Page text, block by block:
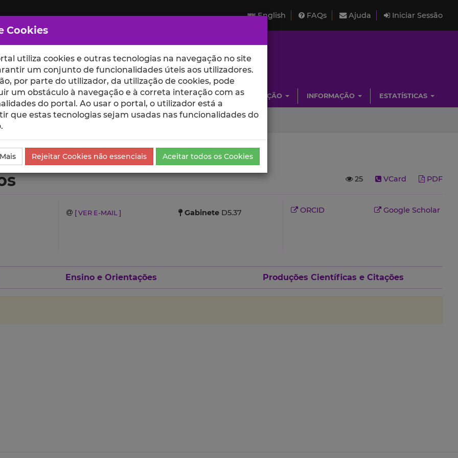
English FAQs Ajuda Iniciar Sessão
ESCOLAS UNIDADES INVESTIGAÇÃO INFORMAÇÃO ESTATÍSTICAS
25 VCard PDF
[ VER E-MAIL ] GabineteD5.37 ORCID Google Scholar
Ensino e Orientações Produções Científicas e Citações
Cookies
utiliza cookies e outras tecnologias na navegação no site
um conjunto de funcionalidades úteis aos utilizadores.
por parte do utilizador, da utilização de cookies, pode
um obstáculo à navegação e à correta interação com as
do portal. Ao usar o portal, o utilizador está a
que estas tecnologias sejam usadas nas funcionalidades do
Rejeitar Cookies não essenciais Aceitar todos os Cookies